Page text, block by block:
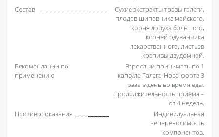
Состав
Сухие экстракты травы галеги,
плодов шиповника майского,
корня лопуха большого,
корней одуванчика
лекарственного, листьев
крапивы двудомной.
Рекомендации по
применению
Взрослым принимать по 1
капсуле Галега-Нова-форте 3
раза в день во время еды.
Продолжительность приёма –
от 4 недель.
Противопоказания
Индивидуальная
непереносимость
компонентов.